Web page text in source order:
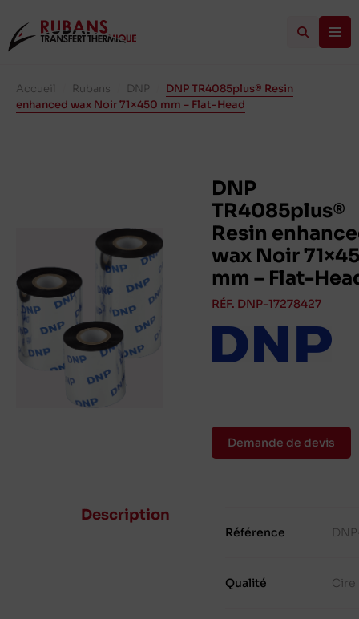
Accueil Rubans DNP
DNP TR4085plus® Resin
enhanced wax Noir 71×450 mm – Flat-Head
DNP
TR4085plus®
Resin
wax Noir
mm – Flat-
RÉF. DNP-17278427
Demande de devis
Description
Référence
Qualité Cire